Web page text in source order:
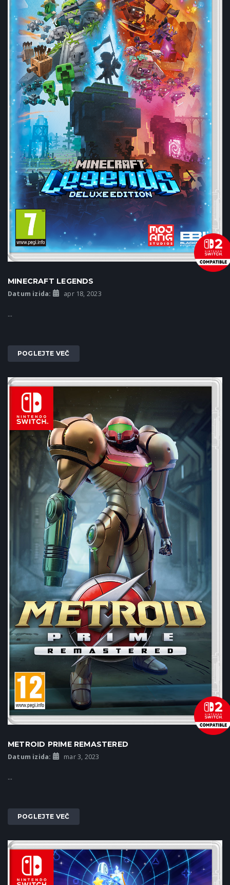
MINECRAFT LEGENDS
Datum izida: apr 18, 2023
...
POGLEJTE VEČ
METROID PRIME REMASTERED
Datum izida: mar 3, 2023
...
POGLEJTE VEČ